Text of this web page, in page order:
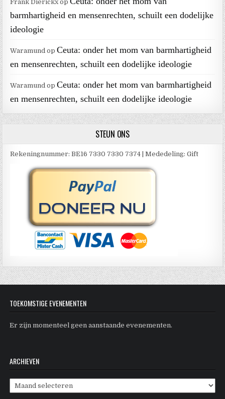
Frank Dierickx op
barmhartigheid en mensenrechten, schuilt een dodelijke
ideologie
Waramund opCeuta: onder het mom van barmhartigheid
en mensenrechten, schuilt een dodelijke ideologie
Waramund opCeuta: onder het mom van barmhartigheid
en mensenrechten, schuilt een dodelijke ideologie
STEUN ONS
Rekeningnummer: BE16 7330 7330 7374 | Mededeling: Gift
TOEKOMSTIGE EVENEMENTEN
Er zijn momenteel geen aanstaande evenementen.
ARCHIEVEN
Archieven